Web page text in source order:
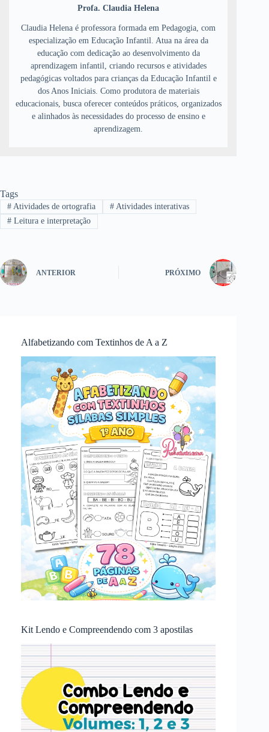
Profa. Claudia Helena
Claudia Helena é professora formada em Pedagogia, com
especialização em Educação Infantil. Atua na área da
educação com dedicação ao desenvolvimento da
aprendizagem infantil, criando recursos e atividades
pedagógicas voltados para crianças da Educação Infantil e
dos Anos Iniciais. Como produtora de materiais
educacionais, busca oferecer conteúdos práticos, organizados
e alinhados às necessidades do processo de ensino e
aprendizagem.
Tags
#Atividades de ortografia #Atividades interativas
#Leitura e interpretação
ANTERIOR PRÓXIMO
Alfabetizando com Textinhos de A a Z
Kit Lendo e Compreendendo com 3 apostilas